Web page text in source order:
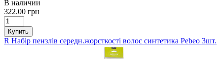
В наличии
322.00 грн
Купить
R Набір пензлів середн.жорсткості волос синтетика Pebeo 3шт.